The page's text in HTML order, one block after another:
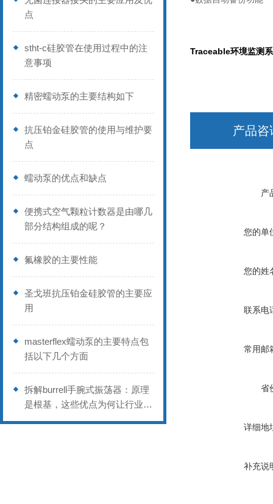
点
stht-c硅胶管在使用过程中的注
意事项
精密蠕动泵的主要结构如下
抗压铂金硅胶管的使用与维护要
点
蠕动泵的优点和缺点
便携式空气颗粒计数器是由哪几
部分结构组成的呢？
氟橡胶的主要性能
圣戈班抗压铂金硅胶管的主要应
用
masterflex蠕动泵的主要特点包
括以下几个方面
拆解burrell手腕式振荡器：原理
是根基，这些优点为何让行业偏
爱？
Traceable环境监测
产品咨
产
您的单
您的姓
联系电
常用邮
省
详细地
补充说